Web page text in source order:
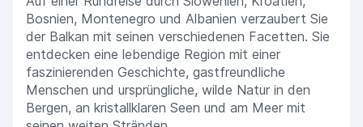
Bosnien, Montenegro und Albanien verzaubert Sie
der Balkan mit seinen verschiedenen Facetten. Sie
entdecken eine lebendige Region mit einer
faszinierenden Geschichte, gastfreundliche
Menschen und ursprüngliche, wilde Natur in den
Bergen, an kristallklaren Seen und am Meer mit